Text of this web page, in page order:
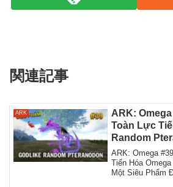
関連記事
ARK
ARK:
Toàn Lực
Random
Siêu Phẩm
ARK: Omega
Tiến Hóa
Một Siêu Phẩm